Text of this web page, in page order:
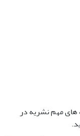
های مهم نشریه در